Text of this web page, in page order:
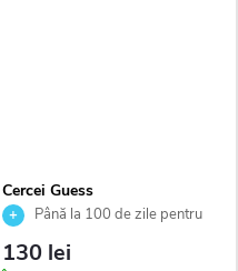
Cercei Guess
JUBE03237JWYGT
Până la 100 de zile pentru
returnarea bunurilor. Vânzător
autorizat
130 lei